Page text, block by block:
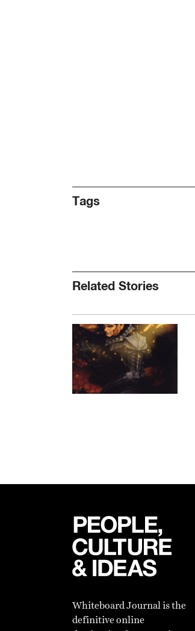
Tags
Related Stories
Whiteboard Journal is the
definitive online